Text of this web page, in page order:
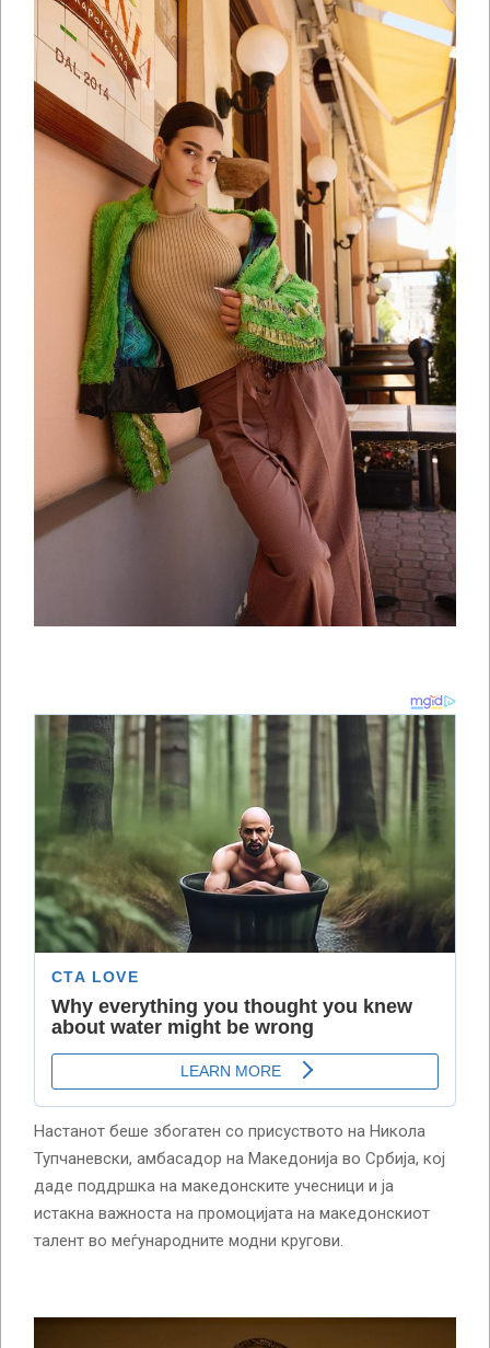
Настанот беше збогатен со присуството на Никола
Тупчаневски, амбасадор на Македонија во Србија, кој
даде поддршка на македонските учесници и ја
истакна важноста на промоцијата на македонскиот
талент во меѓународните модни кругови.